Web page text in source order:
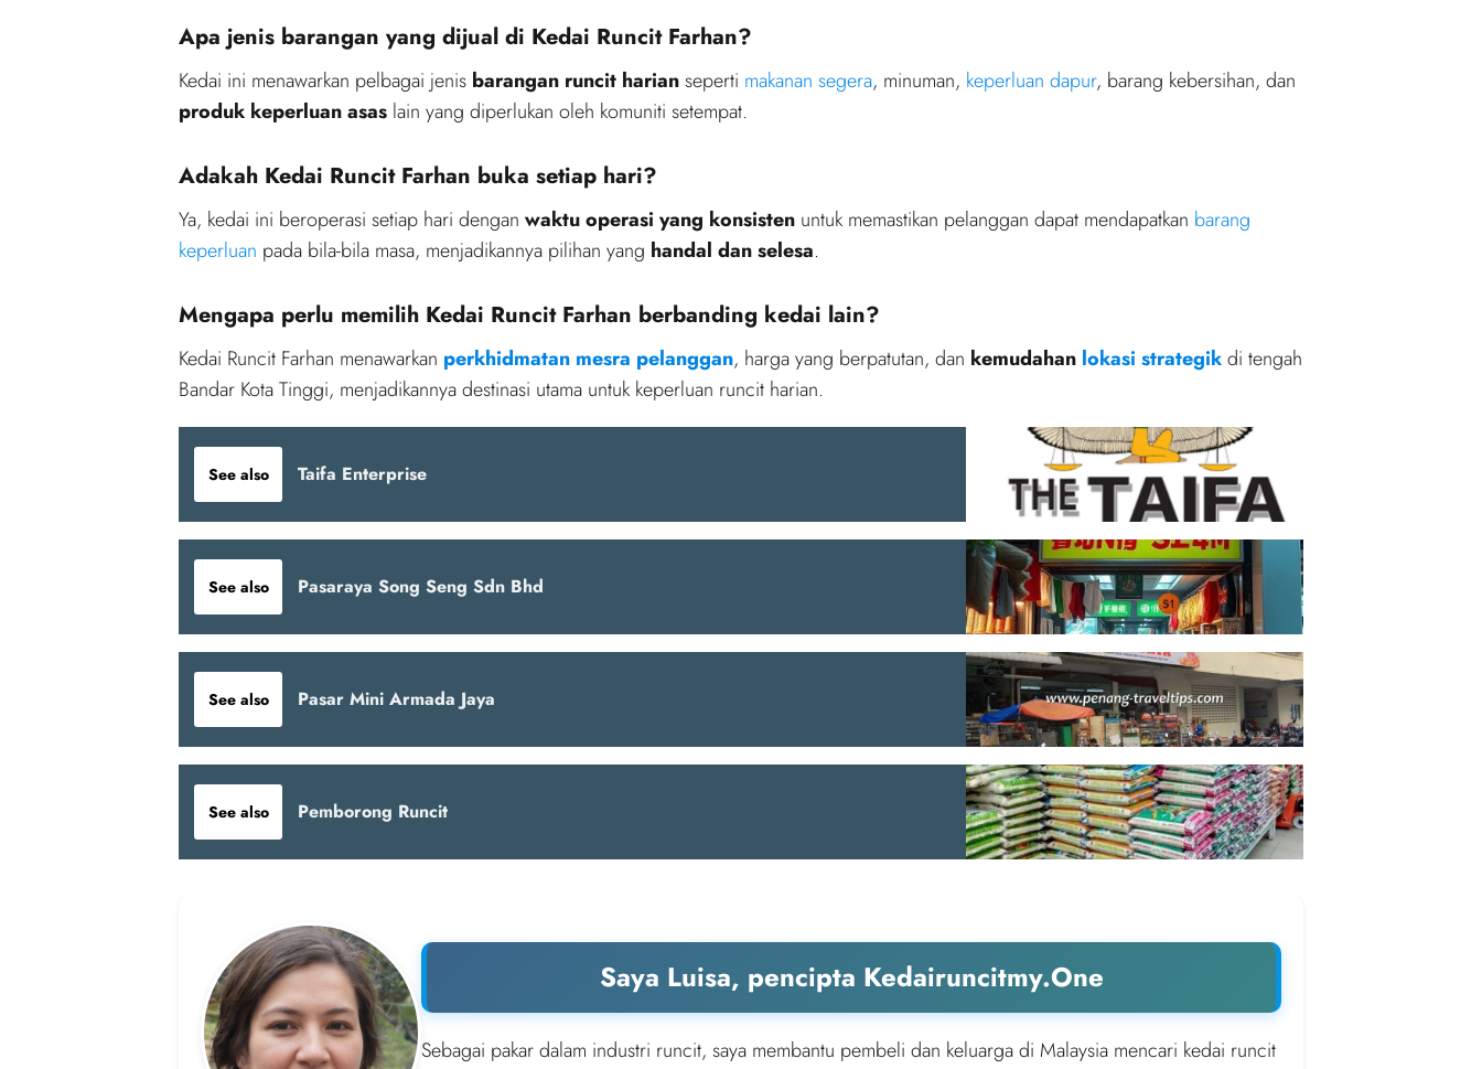
Apa jenis barangan yang dijual di Kedai Runcit Farhan?
Kedai ini menawarkan pelbagai jenis barangan runcit harianseperti makanan segera, minuman, keperluan dapur, barang kebersihan, dan
produk keperluan asas lain yang diperlukan oleh komuniti setempat.
Adakah Kedai Runcit Farhan buka setiap hari?
Ya, kedai ini beroperasi setiap hari dengan waktu operasi yang konsisten untuk memastikan pelanggan dapat mendapatkan barang
keperluan pada bila-bila masa, menjadikannya pilihan yang handal dan selesa.
Mengapa perlu memilih Kedai Runcit Farhan berbanding kedai lain?
Kedai Runcit Farhan menawarkan perkhidmatan mesra pelanggan, harga yang berpatutan, dan kemudahan lokasi strategikdi tengah
Bandar Kota Tinggi, menjadikannya destinasi utama untuk keperluan runcit harian.
See also Taifa Enterprise
See also Pasaraya Song Seng Sdn Bhd
See also Pasar Mini Armada Jaya
See also Pemborong Runcit
Saya Luisa, pencipta Kedairuncitmy.One
Sebagai pakar dalam industri runcit, saya membantu pembeli dan keluarga di Malaysia mencari kedai runcit